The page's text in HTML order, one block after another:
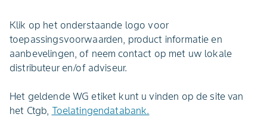
Klik op het onderstaande logo voor
toepassingsvoorwaarden, product informatie en
aanbevelingen, of neem contact op met uw lokale
distributeur en/of adviseur.
Het geldende WG etiket kunt u vinden op de site van
het Ctgb, Toelatingendatabank.